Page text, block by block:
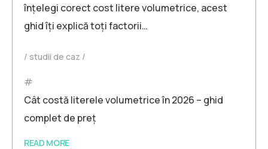
înțelegi corect cost litere volumetrice, acest
ghid îți explică toți factorii…
studii de caz
Cât costă literele volumetrice în 2026 – ghid
complet de preț
READ MORE